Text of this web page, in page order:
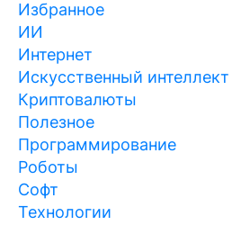
Избранное
ИИ
Интернет
Искусственный интеллект
Криптовалюты
Полезное
Программирование
Роботы
Софт
Технологии